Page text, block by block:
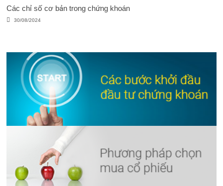
Các chỉ số cơ bản trong chứng khoán
30/08/2024